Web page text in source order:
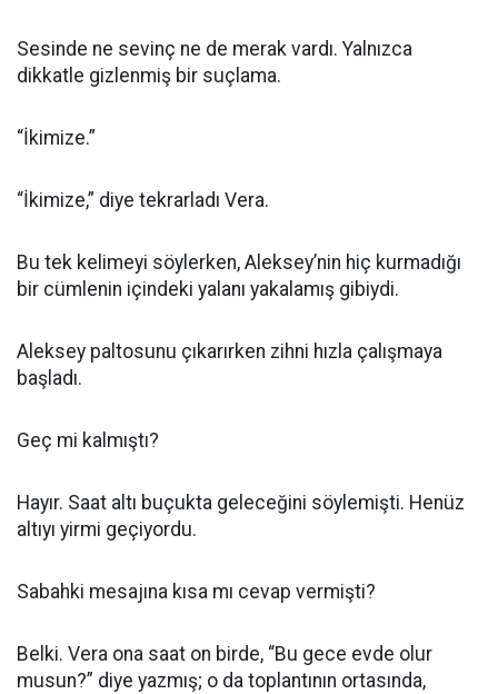
Sesinde ne sevinç ne de merak vardı. Yalnızca
dikkatle gizlenmiş bir suçlama.
“İkimize.”
“İkimize,” diye tekrarladı Vera.
Bu tek kelimeyi söylerken, Aleksey’nin hiç kurmadığı
bir cümlenin içindeki yalanı yakalamış gibiydi.
Aleksey paltosunu çıkarırken zihni hızla çalışmaya
başladı.
Geç mi kalmıştı?
Hayır. Saat altı buçukta geleceğini söylemişti. Henüz
altıyı yirmi geçiyordu.
Sabahki mesajına kısa mı cevap vermişti?
Belki. Vera ona saat on birde, “Bu gece evde olur
musun?” diye yazmış; o da toplantının ortasında,